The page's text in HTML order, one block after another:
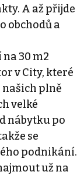
A až přijde
obchodů a
30 m2
v City, které
našich plně
velké
nábytku po
se
podnikání.
už na